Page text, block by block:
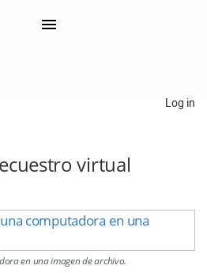
Clascal
Log in
virtual
en una imagen de archivo.